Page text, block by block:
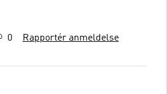
0 Rapportér anmeldelse